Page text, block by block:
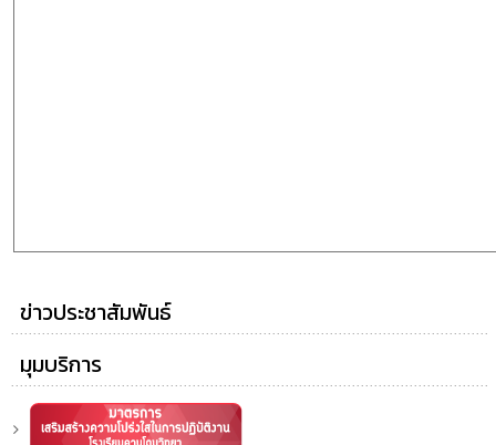
ข่าวประชาสัมพันธ์
มุมบริการ